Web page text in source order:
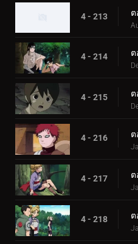
4 - 213 ต
4 - 214
4 - 215 ต
4 - 216 ต
4 - 217
4 - 218 ต